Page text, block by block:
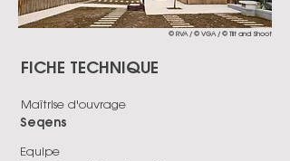
© RVA / © VGA / © Tilt and Shoot
FICHE TECHNIQUE
Maîtrise d'ouvrage
Seqens
Equipe